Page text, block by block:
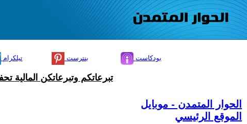
تيلكرام بنترست بودكاست
تبرعاتكم وتبرعاتكن المالية
الحوار المتمدن - موبايل
الموقع الرئيسي